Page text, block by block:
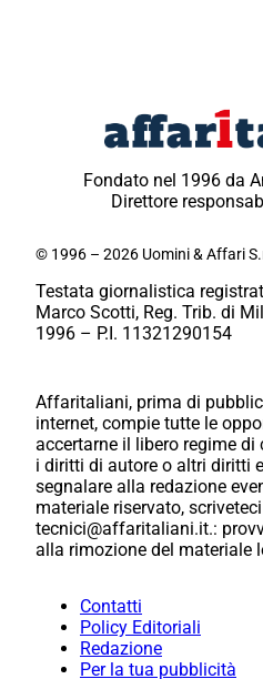
Fondato nel 1996 da
Direttore
© 1996 – 2026 Uomini & Affari
Testata giornalistica
Marco Scotti, Reg. Trib. di
1996 – P.I. 11321290154
Affaritaliani, prima di
internet, compie tutte le
accertarne il libero regime
i diritti di autore o altri diritti
segnalare alla redazione
materiale riservato,
tecnici@affaritaliani.it.:
alla rimozione del materiale
Contatti
Policy Editoriali
Redazione
Per la tua pubblicità